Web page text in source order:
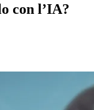
con l’IA?